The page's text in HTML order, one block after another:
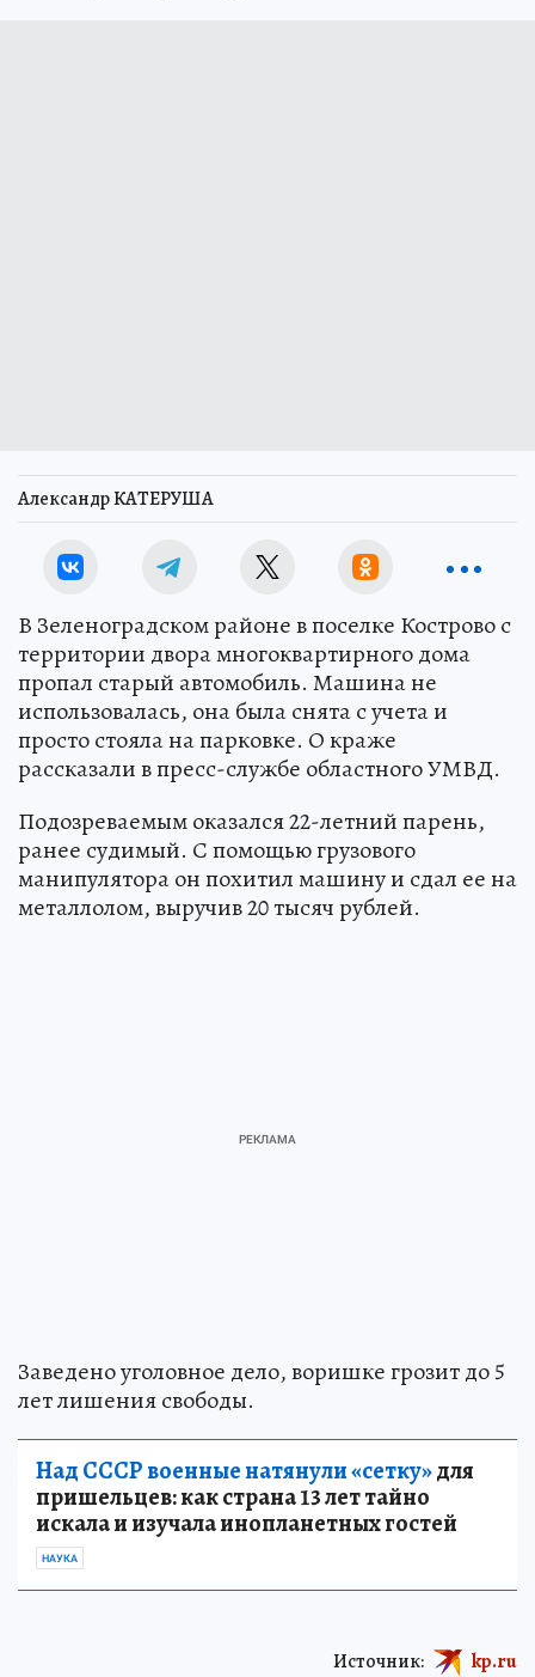
Александр КАТЕРУША
В Зеленоградском районе в поселке Кострово с
территории двора многоквартирного дома
пропал старый автомобиль. Машина не
использовалась, она была снята с учета и
просто стояла на парковке. О краже
рассказали в пресс-службе областного УМВД.
Подозреваемым оказался 22-летний парень,
ранее судимый. С помощью грузового
манипулятора он похитил машину и сдал ее на
металлолом, выручив 20 тысяч рублей.
Заведено уголовное дело, воришке грозит до 5
лет лишения свободы.
Над СССР военные натянули «сетку»для
пришельцев: как страна 13 лет тайно
искала и изучала инопланетных гостей
НАУКА
Источник: kp.ru